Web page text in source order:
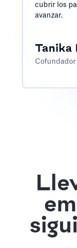
cubrir los
avanzar.
Tanika
Cofundador